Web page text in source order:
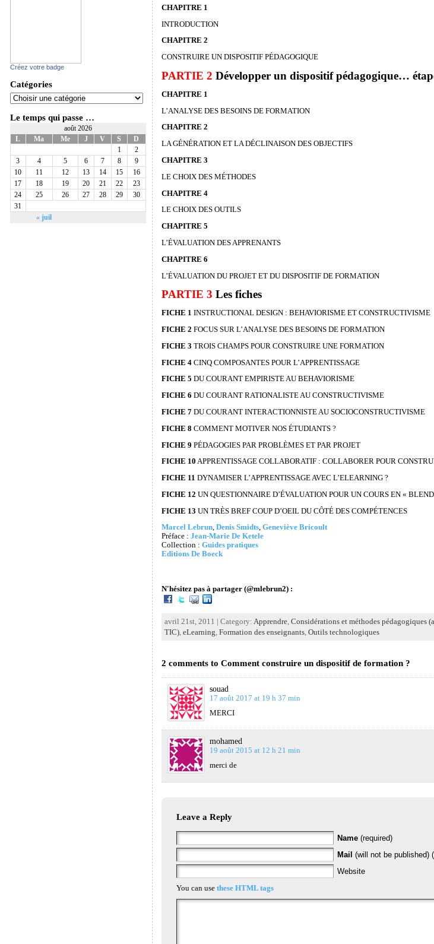
Créez votre badge
Catégories
Le temps qui passe …
août 2026
L
Ma Me J V S D
« juil
1
2
3
4 5 6 7 8
9
10
11 12 13 14 15
16
17
18 19 20 21 22
23
24
25 26 27 28 29
30
31
CHAPITRE 1
INTRODUCTION
CHAPITRE 2
CONSTRUIRE UN DISPOSITIF PÉDAGOGIQUE
PARTIE 2 Développer un dispositif pédagogique…
CHAPITRE 1
L’ANALYSE DES BESOINS DE FORMATION
CHAPITRE 2
LA GÉNÉRATION ET LA DÉCLINAISON DES OBJECTIFS
CHAPITRE 3
LE CHOIX DES MÉTHODES
CHAPITRE 4
LE CHOIX DES OUTILS
CHAPITRE 5
L’ÉVALUATION DES APPRENANTS
CHAPITRE 6
L’ÉVALUATION DU PROJET ET DU DISPOSITIF DE FORMATION
PARTIE 3 Les fiches
FICHE 1 INSTRUCTIONAL DESIGN : BEHAVIORISME ET CONSTRUCTIVISME
FICHE 2 FOCUS SUR L’ANALYSE DES BESOINS DE FORMATION
FICHE 3 TROIS CHAMPS POUR CONSTRUIRE UNE FORMATION
FICHE 4CINQ COMPOSANTES POUR L’APPRENTISSAGE
FICHE 5 DU COURANT EMPIRISTE AU BEHAVIORISME
FICHE 6 DU COURANT RATIONALISTE AU CONSTRUCTIVISME
FICHE 7DU COURANT INTERACTIONNISTE AU SOCIOCONSTRUCTIVISME
FICHE 8 COMMENT MOTIVER NOS ÉTUDIANTS ?
FICHE 9 PÉDAGOGIES PAR PROBLÈMES ET PAR PROJET
FICHE 10 APPRENTISSAGE COLLABORATIF : COLLABORER POUR
FICHE 11 DYNAMISER L’APPRENTISSAGE AVEC L’ELEARNING ?
FICHE 12 UN QUESTIONNAIRE D’ÉVALUATION POUR UN COURS EN «
FICHE 13 UN TRÈS BREF COUP D’OEIL DU CÔTÉ DES COMPÉTENCES
Marcel Lebrun, Denis Smidts, Geneviève Bricoult
Préface : Jean-Marie De Ketele
Collection : Guides pratiques
Editions De Boeck
N'hésitez pas à partager (@mlebrun2) :
avril 21st, 2011 | Category: Apprendre, Considérations et méthodes pédagogiques
TIC), eLearning Formation des enseignants, Outils technologiques
2 comments to Comment construire un dispositif de formation ?
souad
17 août 2017 at 19 h 37 min
MERCI
mohamed
19 août 2015 at 12 h 21 min
merci de
Leave a Reply
Name (required)
Mail (will not be published)
Website
You can use these HTML tags